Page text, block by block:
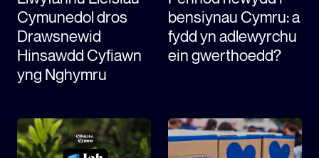
Cymunedol dros
Drawsnewid
Hinsawdd Cyfiawn
yng Nghymru
bensiynau Cymru: a
fydd yn adlewyrchu
ein gwerthoedd?